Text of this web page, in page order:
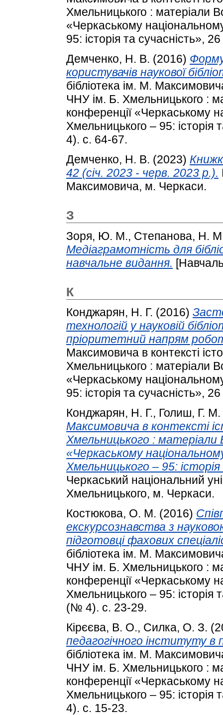
Хмельницького : матеріали
«Черкаському
95: історія та сучасність»,
Демченко, Н. В. (2016)
користувачів наукової
бібліотека ім. М.
ЧНУ ім. Б. Хмельницького :
конференції «Черкаському
Хмельницького – 95:
4). с. 64-67.
Демченко, Н. В. (2023)
42 (січ. 2023 - черв. 2023 р.).
Максимовича, м. Черкаси.
З
Зоря, Ю. М., Степанова, Н.
Медіаграмотність для
навчальне видання.
К
Конджарян, Н. Г. (2016)
технологій у науковій
пріоритетний напрям
Максимовича в контексті
Хмельницького : матеріали
«Черкаському
95: історія та сучасність»,
Конджарян, Н. Г., Голиш, Г. М.
Максимовича в контексті
Хмельницького : матеріали
«Черкаському
Хмельницького – 95:
Черкаський національний
Хмельницького, м. Черкаси.
Костюкова, О. М. (2016)
екскурсознавства з
підготовці фахових
бібліотека ім. М.
ЧНУ ім. Б. Хмельницького :
конференції «Черкаському
Хмельницького – 95: історія
(№ 4). с. 23-29.
Кірєєва, В. О., Силка, О. З.
педагогічного інституту в
бібліотека ім. М.
ЧНУ ім. Б. Хмельницького :
конференції «Черкаському
Хмельницького – 95:
4). с. 15-23.